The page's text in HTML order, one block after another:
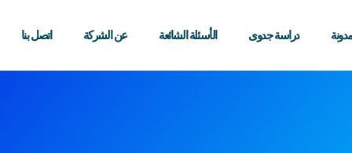
دراسة جدوى الأسئلة الشائعة عن الشركة اتصل بنا